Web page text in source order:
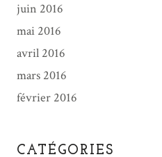
juin 2016
mai 2016
avril 2016
mars 2016
février 2016
CATÉGORIES